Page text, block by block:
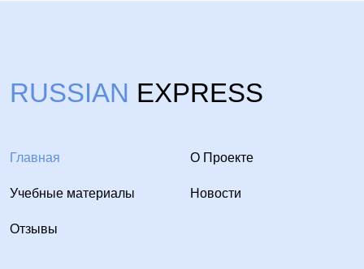
RUSSIAN EXPRESS
Главная О Проекте
Учебные материалы Новости
Отзывы